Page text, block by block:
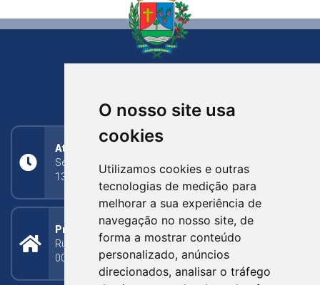
O nosso site usa
cookies
Utilizamos cookies e outras
tecnologias de medição para
melhorar a sua experiência de
navegação no nosso site, de
forma a mostrar conteúdo
personalizado, anúncios
direcionados, analisar o tráfego
Atendimento
Segunda a Sexta: 8h às 11h30min (manhã);
13h30min às 17h (tarde)
Prefeitura Municipal
Rua Silva Jardim, 505 - Bairro Centro - CEP: 95340-
000